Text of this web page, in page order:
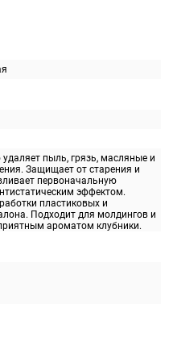
пыль, грязь, масляные и
Защищает от старения и
первоначальную
эффектом.
пластиковых и
Подходит для молдингов и
ароматом клубники.